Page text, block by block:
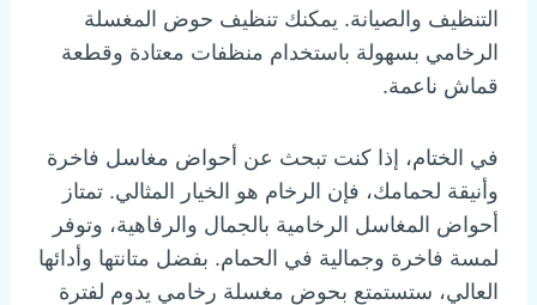
التنظيف والصيانة. يمكنك تنظيف حوض المغسلة
الرخامي بسهولة باستخدام منظفات معتادة وقطعة
قماش ناعمة.
في الختام، إذا كنت تبحث عن أحواض مغاسل فاخرة
وأنيقة لحمامك، فإن الرخام هو الخيار المثالي. تمتاز
أحواض المغاسل الرخامية بالجمال والرفاهية، وتوفر
لمسة فاخرة وجمالية في الحمام. بفضل متانتها وأدائها
العالي، ستستمتع بحوض مغسلة رخامي يدوم لفترة